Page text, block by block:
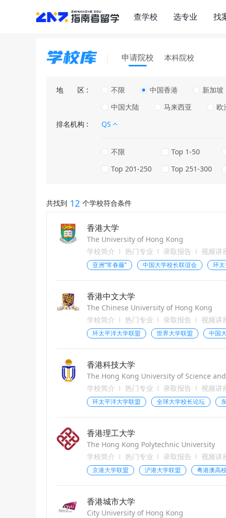
查学校 选专业 找
申请院校 本科院校
地区 不限 中国香港 新加坡
中国大陆
马来西亚
欧
排名机构
QS
不限 Top 1-50
Top 201-250
Top 251-300
共找到 12 个学校符合条件
香港大学
The University of Hong Kong
学校简介
热门专业 录取报告 视频讲
亚洲“常春藤” 中国大学校长联谊会 环
香港中文大学
The Chinese University of Hong Kong
学校简介
热门专业 录取报告 视频讲
环太平洋大学联盟 世界大学联盟 中国
香港科技大学
The Hong Kong University of Science
学校简介
热门专业 录取报告 视频讲
环太平洋大学联盟 全球大学校长论坛
香港理工大学
The Hong Kong Polytechnic University
学校简介
热门专业 录取报告 视频讲
京港大学联盟 沪港大学联盟 粤港澳高
香港城市大学
City University of Hong Kong